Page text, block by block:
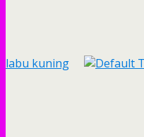
labu kuning